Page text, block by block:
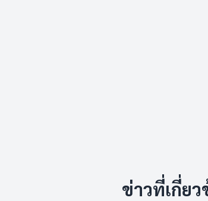
ข่าวที่เกี่ยว